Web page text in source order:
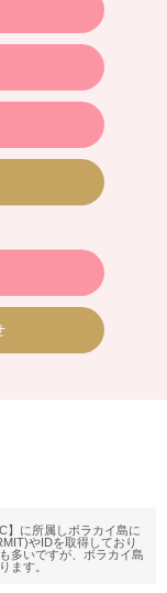
】に所属しボラカイ島に
やIDを取得しており
多いですが、ボラカイ島
ます。